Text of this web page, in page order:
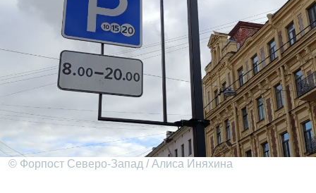
© Форпост Северо-Запад / Алиса Иняхина